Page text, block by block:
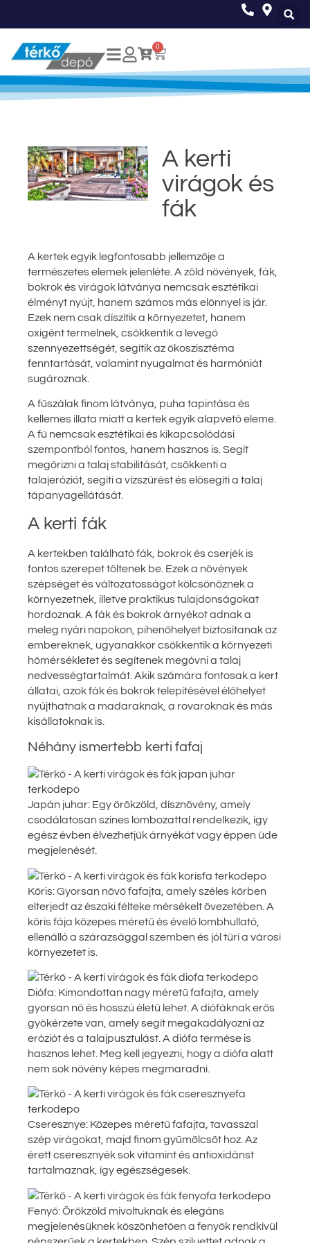
0
A kerti
virágok és
fák
A kertek egyik legfontosabb jellemzője a
természetes elemek jelenléte. A zöld növények, fák,
bokrok és virágok látványa nemcsak esztétikai
élményt nyújt, hanem számos más előnnyel is jár.
Ezek nem csak díszítik a környezetet, hanem
oxigént termelnek, csökkentik a levegő
szennyezettségét, segítik az ökoszisztéma
fenntartását, valamint nyugalmat és harmóniát
sugároznak.
A fűszálak finom látványa, puha tapintása és
kellemes illata miatt a kertek egyik alapvető eleme.
A fű nemcsak esztétikai és kikapcsolódási
szempontból fontos, hanem hasznos is. Segít
megőrizni a talaj stabilitását, csökkenti a
talajeróziót, segíti a vízszűrést és elősegíti a talaj
tápanyagellátását.
A kerti fák
A kertekben található fák, bokrok és cserjék is
fontos szerepet töltenek be. Ezek a növények
szépséget és változatosságot kölcsönöznek a
környezetnek, illetve praktikus tulajdonságokat
hordoznak. A fák és bokrok árnyékot adnak a
meleg nyári napokon, pihenőhelyet biztosítanak az
embereknek, ugyanakkor csökkentik a környezeti
hőmérsékletet és segítenek megóvni a talaj
nedvességtartalmát. Akik számára fontosak a kert
állatai, azok fák és bokrok telepítésével élőhelyet
nyújthatnak a madaraknak, a rovaroknak és más
kisállatoknak is.
Néhány ismertebb kerti fafaj
Japán juhar: Egy örökzöld, dísznövény, amely
csodálatosan színes lombozattal rendelkezik, így
egész évben élvezhetjük árnyékát vagy éppen üde
megjelenését.
Kőris: Gyorsan növő fafajta, amely széles körben
elterjedt az északi félteke mérsékelt övezetében. A
kőris fája közepes méretű és évelő lombhullató,
ellenálló a szárazsággal szemben és jól tűri a városi
környezetet is.
Diófa: Kimondottan nagy méretű fafajta, amely
gyorsan nő és hosszú életű lehet. A diófáknak erős
gyökérzete van, amely segít megakadályozni az
eróziót és a talajpusztulást. A diófa termése is
hasznos lehet. Meg kell jegyezni, hogy a diófa alatt
nem sok növény képes megmaradni.
Cseresznye: Közepes méretű fafajta, tavasszal
szép virágokat, majd finom gyümölcsöt hoz. Az
érett cseresznyék sok vitamint és antioxidánst
tartalmaznak, így egészségesek.
Fenyő: Örökzöld mivoltuknak és elegáns
megjelenésüknek köszönhetően a fenyők rendkívül